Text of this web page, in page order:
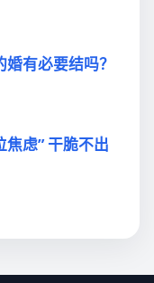
有必要结吗？
虑” 干脆不出